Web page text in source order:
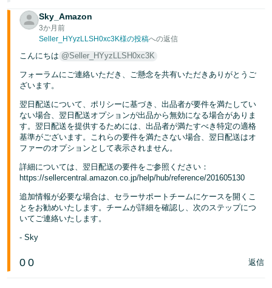
Sky_Amazon
3か月前
Seller_HYyzLLSH0xc3K様の投稿への返信
こんにちは @Seller_HYyzLLSH0xc3K
フォーラムにご連絡いただき、ご懸念を共有いただきありがとうご
ざいます。
翌日配送について、ポリシーに基づき、出品者が要件を満たしてい
ない場合、翌日配送オプションが出品から無効になる場合がありま
す。翌日配送を提供するためには、出品者が満たすべき特定の適格
基準がございます。これらの要件を満たさない場合、翌日配送はオ
ファーのオプションとして表示されません。
詳細については、翌日配送の要件をご参照ください：
https://sellercentral.amazon.co.jp/help/hub/reference/201605130
追加情報が必要な場合は、セラーサポートチームにケースを開くこ
とをお勧めいたします。チームが詳細を確認し、次のステップにつ
いてご連絡いたします。
- Sky
0 0 返信